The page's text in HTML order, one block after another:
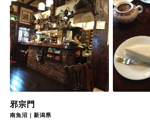
邪宗門
南魚沼｜新潟県